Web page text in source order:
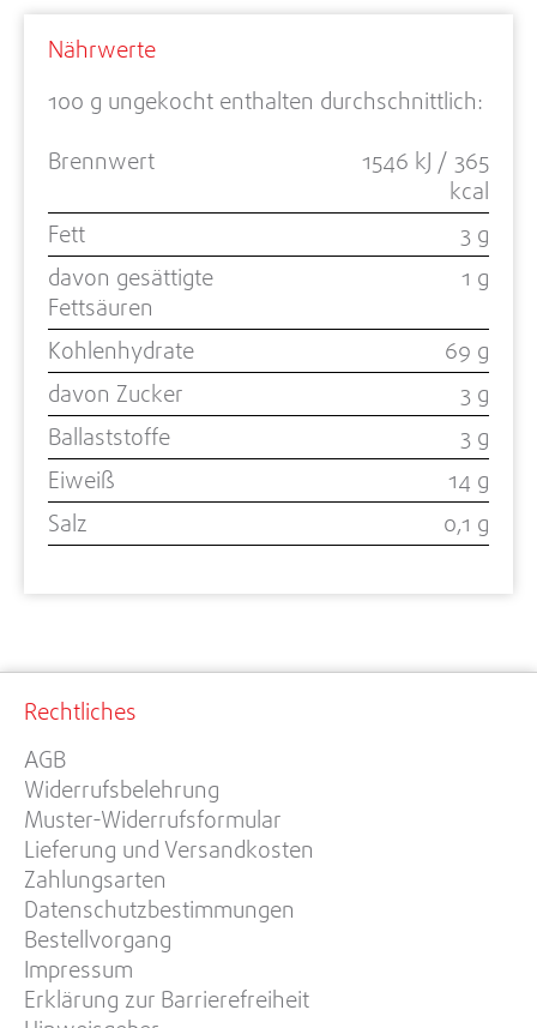
Nährwerte
100 g ungekocht enthalten durchschnittlich:
Brennwert
1546 kJ / 365
kcal
Fett
3 g
davon gesättigte
Fettsäuren
1 g
Kohlenhydrate
69 g
davon Zucker
3 g
Ballaststoffe
3 g
Eiweiß
14 g
Salz
0,1 g
Rechtliches
AGB
Widerrufsbelehrung
Muster-Widerrufsformular
Lieferung und Versandkosten
Zahlungsarten
Datenschutzbestimmungen
Bestellvorgang
Impressum
Erklärung zur Barrierefreiheit